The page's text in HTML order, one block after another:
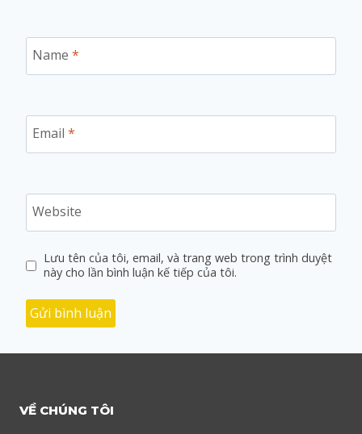
Name *
Email *
Website
Lưu tên của tôi, email, và trang web trong trình duyệt
này cho lần bình luận kế tiếp của tôi.
VỀ CHÚNG TÔI